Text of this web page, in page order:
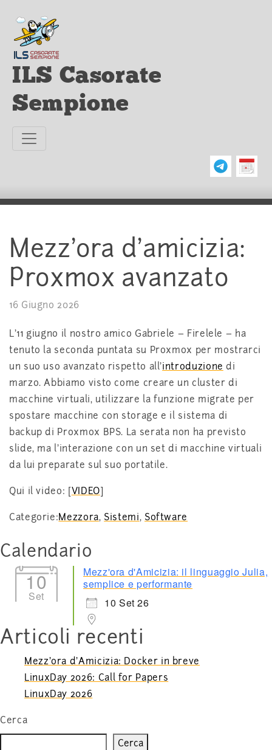
ILS Casorate
Sempione
Mezz’ora d’amicizia:
Proxmox avanzato
16 Giugno 2026
L’11 giugno il nostro amico Gabriele – Firelele – ha
tenuto la seconda puntata su Proxmox per mostrarci
un suo uso avanzato rispetto all’introduzione di
marzo. Abbiamo visto come creare un cluster di
macchine virtuali, utilizzare la funzione migrate per
spostare macchine con storage e il sistema di
backup di Proxmox BPS. La serata non ha previsto
slide, ma l’interazione con un set di macchine virtuali
da lui preparate sul suo portatile.
Qui il video: [VIDEO]
Categorie:Mezzora, Sistemi, Software
Calendario
10
Set
Mezz'ora d'Amicizia: il linguaggio Julia,
semplice e performante
10 Set 26
Articoli recenti
Mezz’ora d’Amicizia: Docker in breve
LinuxDay 2026: Call for Papers
LinuxDay 2026
Cerca
Cerca